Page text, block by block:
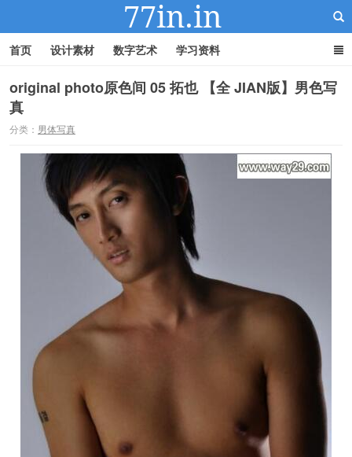
首页 设计素材 数字艺术 学习资料
original photo原色间 05 拓也 【全 JIAN版】男色写
真
分类： 男体写真